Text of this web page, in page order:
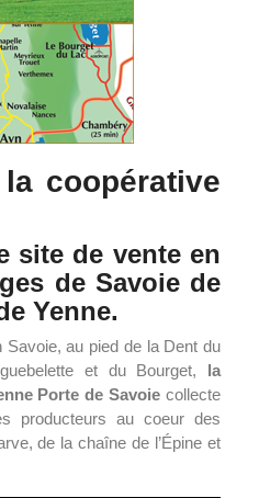
coopérative
site de vente en
de Savoie de
Yenne.
au pied de la Dent du
et du Bourget, la
Porte de Savoie collecte
producteurs au coeur des
de la chaîne de l’Épine et